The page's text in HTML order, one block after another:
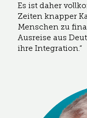
Es ist daher
Zeiten knapper
Menschen zu
Ausreise aus
ihre Integration.“